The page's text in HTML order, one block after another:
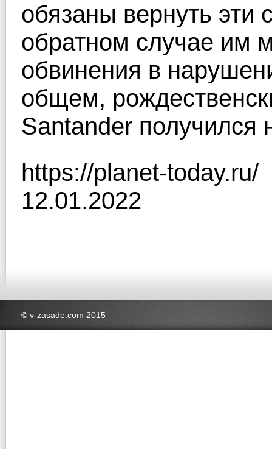
обязаны вернуть эти
обратном случае им
обвинения в
общем,
Santander получился
https://planet-today.ru/
12.01.2022
© v-zasade.com 2015